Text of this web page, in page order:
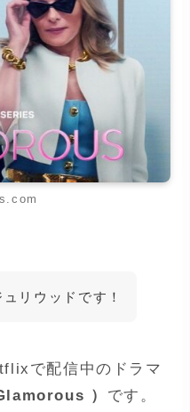
リウッドです！
で配信中のドラマ
） です。